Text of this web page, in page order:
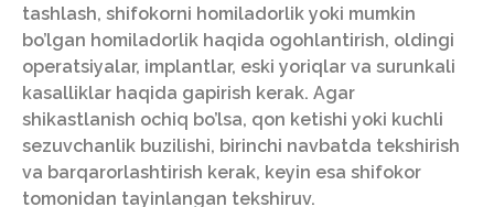
tashlash, shifokorni homiladorlik yoki mumkin
bo’lgan homiladorlik haqida ogohlantirish, oldingi
operatsiyalar, implantlar, eski yoriqlar va surunkali
kasalliklar haqida gapirish kerak. Agar
shikastlanish ochiq bo’lsa, qon ketishi yoki kuchli
sezuvchanlik buzilishi, birinchi navbatda tekshirish
va barqarorlashtirish kerak, keyin esa shifokor
tomonidan tayinlangan tekshiruv.